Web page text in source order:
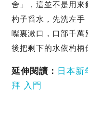
舍」，這並不是用來
杓子舀水，先洗左手
嘴裏漱口，口部千
後把剩下的水依杓柄
延伸閱讀： 日本
拜 入門